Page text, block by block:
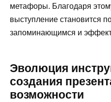
метафоры. Благодаря
выступление становится
запоминающимся и
Эволюция
создания
возможности